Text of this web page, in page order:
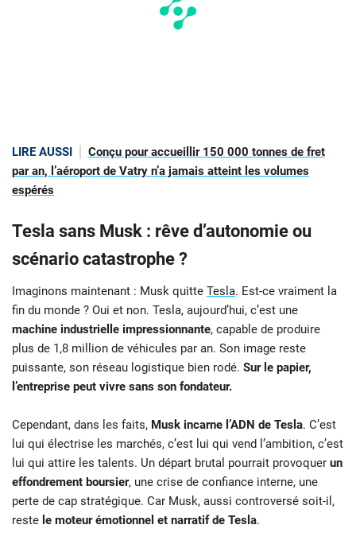
LIRE AUSSI
Conçu pour accueillir 150 000 tonnes de fret
par an, l’aéroport de Vatry n’a jamais atteint les volumes
espérés
Tesla sans Musk : rêve d’autonomie ou
scénario catastrophe ?
Imaginons maintenant : Musk quitte Tesla. Est-ce vraiment la
fin du monde ? Oui et non. Tesla, aujourd’hui, c’est une
machine industrielle impressionnante, capable de produire
plus de 1,8 million de véhicules par an. Son image reste
puissante, son réseau logistique bien rodé. Sur le papier,
l’entreprise peut vivre sans son fondateur.
Cependant, dans les faits, Musk incarne l’ADN de Tesla. C’est
lui qui électrise les marchés, c’est lui qui vend l’ambition, c’est
lui qui attire les talents. Un départ brutal pourrait provoquer un
effondrement boursier, une crise de confiance interne, une
perte de cap stratégique. Car Musk, aussi controversé soit-il,
reste le moteur émotionnel et narratif de Tesla.